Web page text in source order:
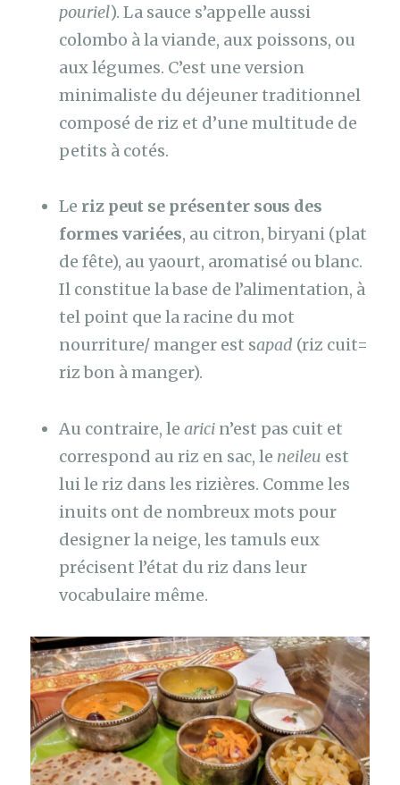
pouriel). La sauce s’appelle aussi
colombo à la viande, aux poissons, ou
aux légumes. C’est une version
minimaliste du déjeuner traditionnel
composé de riz et d’une multitude de
petits à cotés.
Le riz peut se présenter sous des
formes variées, au citron, biryani (plat
de fête), au yaourt, aromatisé ou blanc.
Il constitue la base de l’alimentation, à
tel point que la racine du mot
nourriture/ manger est sapad (riz cuit=
riz bon à manger).
Au contraire, le aricin’est pas cuit et
correspond au riz en sac, le neileu est
lui le riz dans les rizières. Comme les
inuits ont de nombreux mots pour
designer la neige, les tamuls eux
précisent l’état du riz dans leur
vocabulaire même.